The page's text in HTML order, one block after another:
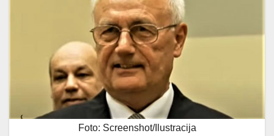
Foto: Screenshot/Ilustracija